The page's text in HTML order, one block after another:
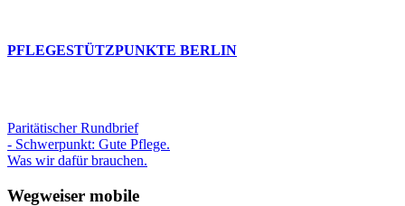
PFLEGESTÜTZPUNKTE BERLIN
Paritätischer Rundbrief
- Schwerpunkt: Gute Pflege.
Was wir dafür brauchen.
Wegweiser mobile